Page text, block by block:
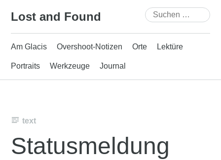
Lost and Found
Suchen
nach:
Am Glacis Overshoot-Notizen Orte Lektüre
Portraits Werkzeuge Journal
text
Statusmeldung